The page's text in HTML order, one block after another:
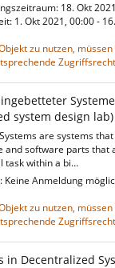
18. Okt
1. Okt 2021, 00:00 -
zu nutzen,
system design lab)
are systems
and software parts that
task within a bi…
Keine Anmeldung
zu nutzen,
in Decentralized